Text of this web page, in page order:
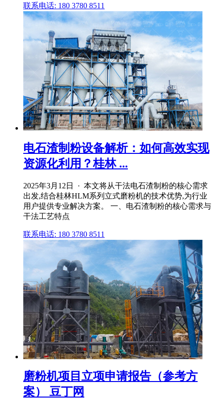
联系电话: 180 3780 8511
电石渣制粉设备解析：如何高效实现
资源化利用？桂林 ...
2025年3月12日 · 本文将从干法电石渣制粉的核心需求
出发,结合桂林HLM系列立式磨粉机的技术优势,为行业
用户提供专业解决方案。 一、电石渣制粉的核心需求与
干法工艺特点
联系电话: 180 3780 8511
磨粉机项目立项申请报告（参考方
案） 豆丁网